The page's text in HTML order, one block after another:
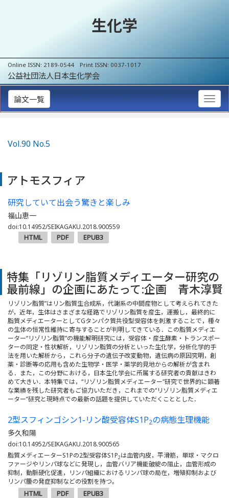
生化学
Online ISSN: 2189-0544 Print ISSN: 0037-1017
公益社団法人日本生化学会
論文一覧
Vol.90 No.5
アトモスフィア
研究していて出会う驚きと楽しみ
福山恵一
doi:10.14952/SEIKAGAKU.2018.900559
HTML PDF EPUB3
特集「リゾリン脂質メディエーター研究の
最前線」の企画にあたって:企画 青木淳賢
リゾリン脂質”はリン脂質生合成系，代謝系の中間産物として考えられてきた
が，近年，生体はさまざまな経路でリゾリン脂質を産生，運搬し，最終的に
脂質メディエーターとしてGタンパク質共役型受容体を刺激することで，種々
の生体の恒常性維持に寄与することが判明してきている．この脂質メディエ
ーター“リゾリン脂質”の機能解明研究には，受容体・産生酵素・トランスポー
ターの同定・性状解析，リゾリン脂質の分析といった生化学，分析化学的手
法を用いた解析から，これら分子の遺伝子改変動物，遺伝病の原因究明，創
薬・診断等の応用も含めた生物学・医学・薬学的見地からの解析が含まれ
る．また，この分野における，日本生化学会に所属する研究者の貢献はきわ
めて大きい．本特集では，“リゾリン脂質メディエーター”研究で世界的に顕著
な業績を残した研究者もご協力いただき，これまでの“リゾリン脂質メディエ
ーター”研究と現時点での最新の話題を提供していただくこととした．
2型スフィンゴシン1-リン酸受容体S1P2の病態生理機能
多久和陽
doi:10.14952/SEIKAGAKU.2018.900565
脂質メディエーターS1Pの2型受容体S1P2は血管内皮，平滑筋，単球・マクロ
ファージやリンパ球などに発現し，血管バリア機能破綻の阻止，血管形成の
抑制，動脈硬化促進，リンパ組織におけるリンパ球の局在，増殖抑制および
リンパ腫の発症抑制などの役割を持つ。
HTML PDF EPUB3